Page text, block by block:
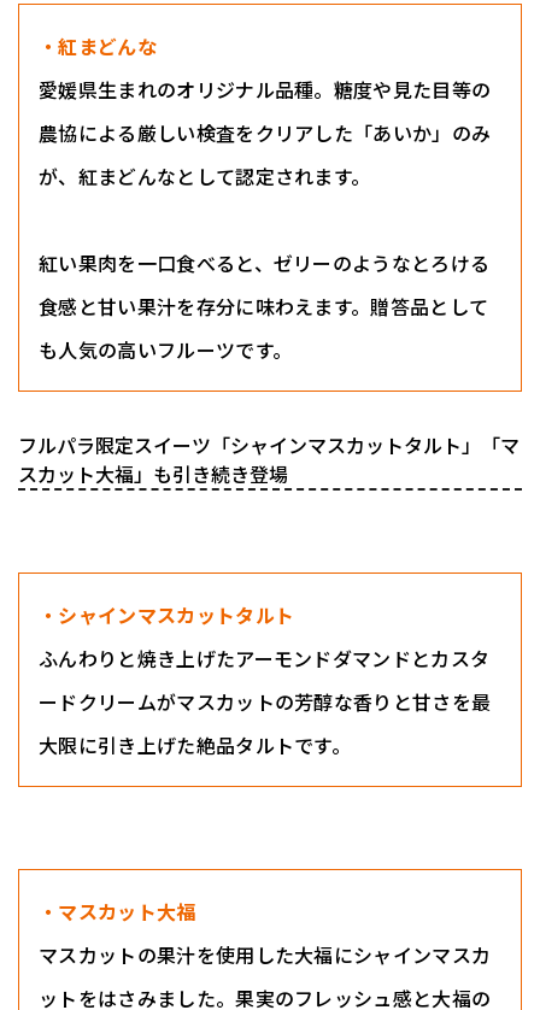
・紅まどんな
愛媛県生まれのオリジナル品種。糖度や見た目等の
農協による厳しい検査をクリアした「あいか」のみ
が、紅まどんなとして認定されます。
紅い果肉を一口食べると、ゼリーのようなとろける
食感と甘い果汁を存分に味わえます。贈答品として
も人気の高いフルーツです。
フルパラ限定スイーツ「シャインマスカットタルト」「マ
スカット大福」も引き続き登場
・シャインマスカットタルト
ふんわりと焼き上げたアーモンドダマンドとカスタ
ードクリームがマスカットの芳醇な香りと甘さを最
大限に引き上げた絶品タルトです。
・マスカット大福
マスカットの果汁を使用した大福にシャインマスカ
ットをはさみました。果実のフレッシュ感と大福の